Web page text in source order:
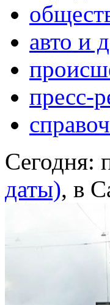
авто и
пресс-
Сегодня:
даты), в